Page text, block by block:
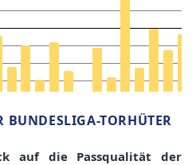
BUNDESLIGA-TORHÜTER
auf die Passqualität der